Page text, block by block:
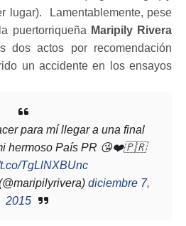
lugar). Lamentablemente, pese
puertorriqueña Maripily Rivera
dos actos por recomendación
un accidente en los ensayos
para mí llegar a una final
hermoso País PR 😘❤️🇵🇷
TgLlNXBUnc
diciembre 7,
2015